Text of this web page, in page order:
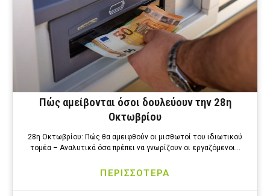
Πώς αμείβονται όσοι δουλεύουν την 28η
Οκτωβρίου
28η Οκτωβρίου: Πώς θα αμειφθούν οι μισθωτοί του ιδιωτικού
τομέα – Αναλυτικά όσα πρέπει να γνωρίζουν οι εργαζόμενοι…
ΠΕΡΙΣΣΟΤΕΡΑ